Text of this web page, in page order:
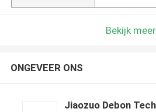
Bekijk meer
ONGEVEER ONS
Jiaozuo Debon